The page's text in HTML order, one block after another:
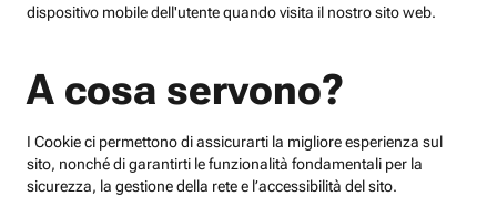
dispositivo mobile dell'utente quando visita il nostro sito web.
A cosa servono?
I Cookie ci permettono di assicurarti la migliore esperienza sul
sito, nonché di garantirti le funzionalità fondamentali per la
sicurezza, la gestione della rete e l’accessibilità del sito.